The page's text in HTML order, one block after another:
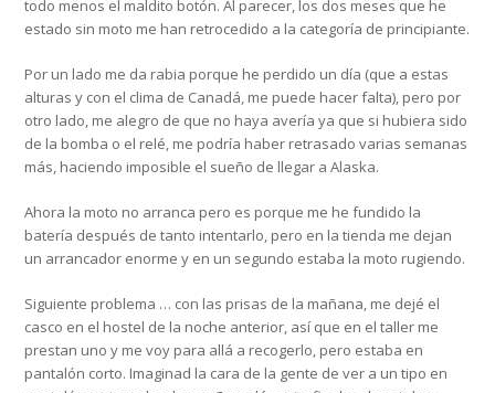
todo menos el maldito botón. Al parecer, los dos meses que he
estado sin moto me han retrocedido a la categoría de principiante.
Por un lado me da rabia porque he perdido un día (que a estas
alturas y con el clima de Canadá, me puede hacer falta), pero por
otro lado, me alegro de que no haya avería ya que si hubiera sido
de la bomba o el relé, me podría haber retrasado varias semanas
más, haciendo imposible el sueño de llegar a Alaska.
Ahora la moto no arranca pero es porque me he fundido la
batería después de tanto intentarlo, pero en la tienda me dejan
un arrancador enorme y en un segundo estaba la moto rugiendo.
Siguiente problema … con las prisas de la mañana, me dejé el
casco en el hostel de la noche anterior, así que en el taller me
prestan uno y me voy para allá a recogerlo, pero estaba en
pantalón corto. Imaginad la cara de la gente de ver a un tipo en